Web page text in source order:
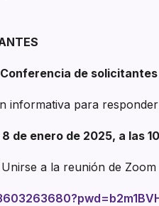
Conferencia de solicitantes
informativa para
de enero de 2025, a las
Unirse a la reunión de Zoom